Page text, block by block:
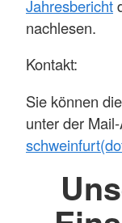
Jahresbericht
nachlesen.
Kontakt:
Sie können
unter der